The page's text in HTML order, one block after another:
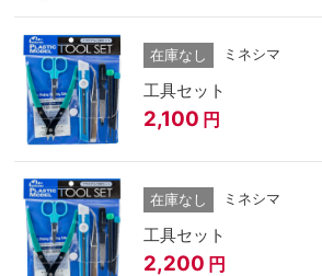
在庫なし ミネシマ
工具セット
2,100 円
在庫なし ミネシマ
工具セット
2,200 円